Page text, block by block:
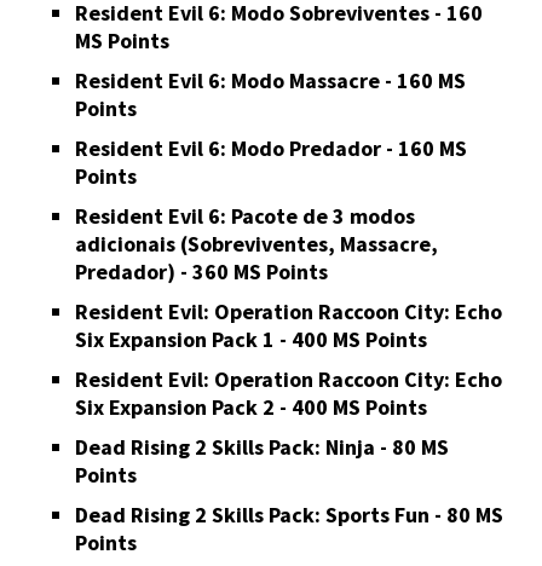
Resident Evil 6: Modo Sobreviventes - 160
MS Points
Resident Evil 6: Modo Massacre - 160 MS
Points
Resident Evil 6: Modo Predador - 160 MS
Points
Resident Evil 6: Pacote de 3 modos
adicionais (Sobreviventes, Massacre,
Predador) - 360 MS Points
Resident Evil: Operation Raccoon City: Echo
Six Expansion Pack 1 - 400 MS Points
Resident Evil: Operation Raccoon City: Echo
Six Expansion Pack 2 - 400 MS Points
Dead Rising 2 Skills Pack: Ninja - 80 MS
Points
Dead Rising 2 Skills Pack: Sports Fun - 80 MS
Points